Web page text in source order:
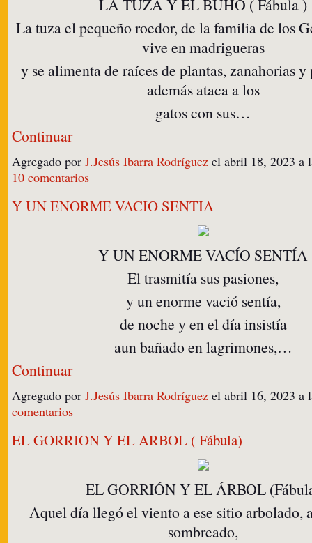
LA TUZA Y EL BÚHO ( Fábula )
La tuza el pequeño roedor, de la familia de los
vive en madrigueras
y se alimenta de raíces de plantas, zanahorias y
además ataca a los
gatos con sus…
Continuar
Agregado por J.Jesús Ibarra Rodríguez el abril 18, 2023 a
10 comentarios
Y UN ENORME VACIO SENTIA
Y UN ENORME VACÍO SENTÍA
El trasmitía sus pasiones,
y un enorme vació sentía,
de noche y en el día insistía
aun bañado en lagrimones,…
Continuar
Agregado por J.Jesús Ibarra Rodríguez el abril 16, 2023
comentarios
EL GORRION Y EL ARBOL ( Fábula)
EL GORRIÓN Y EL ÁRBOL
Aquel día llegó el viento a ese sitio arbolado,
sombreado,